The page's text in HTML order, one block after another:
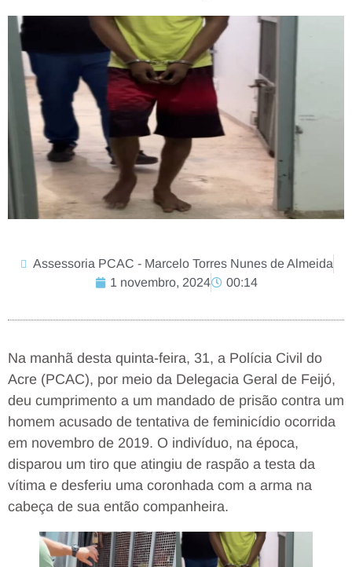
Assessoria PCAC - Marcelo Torres Nunes de Almeida
1 novembro, 2024
00:14
Na manhã desta quinta-feira, 31, a Polícia Civil do
Acre (PCAC), por meio da Delegacia Geral de Feijó,
deu cumprimento a um mandado de prisão contra um
homem acusado de tentativa de feminicídio ocorrida
em novembro de 2019. O indivíduo, na época,
disparou um tiro que atingiu de raspão a testa da
vítima e desferiu uma coronhada com a arma na
cabeça de sua então companheira.